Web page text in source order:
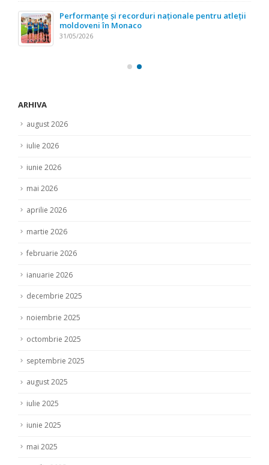
Performanțe și recorduri naționale pentru atleții
moldoveni în Monaco
31/05/2026
ARHIVA
august 2026
iulie 2026
iunie 2026
mai 2026
aprilie 2026
martie 2026
februarie 2026
ianuarie 2026
decembrie 2025
noiembrie 2025
octombrie 2025
septembrie 2025
august 2025
iulie 2025
iunie 2025
mai 2025